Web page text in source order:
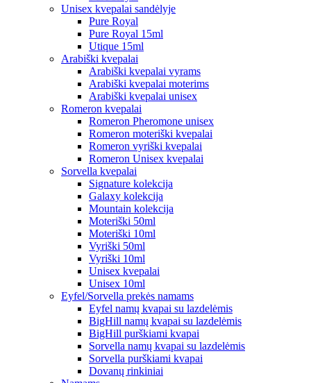
Unisex kvepalai sandėlyje
Pure Royal
Pure Royal 15ml
Utique 15ml
Arabiški kvepalai
Arabiški kvepalai vyrams
Arabiški kvepalai moterims
Arabiški kvepalai unisex
Romeron kvepalai
Romeron Pheromone unisex
Romeron moteriški kvepalai
Romeron vyriški kvepalai
Romeron Unisex kvepalai
Sorvella kvepalai
Signature kolekcija
Galaxy kolekcija
Mountain kolekcija
Moteriški 50ml
Moteriški 10ml
Vyriški 50ml
Vyriški 10ml
Unisex kvepalai
Unisex 10ml
Eyfel/Sorvella prekės namams
Eyfel namų kvapai su lazdelėmis
BigHill namų kvapai su lazdelėmis
BigHill purškiami kvapai
Sorvella namų kvapai su lazdelėmis
Sorvella purškiami kvapai
Dovanų rinkiniai